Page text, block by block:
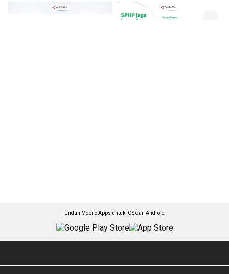
Unduh Mobile Apps untuk iOS dan Android